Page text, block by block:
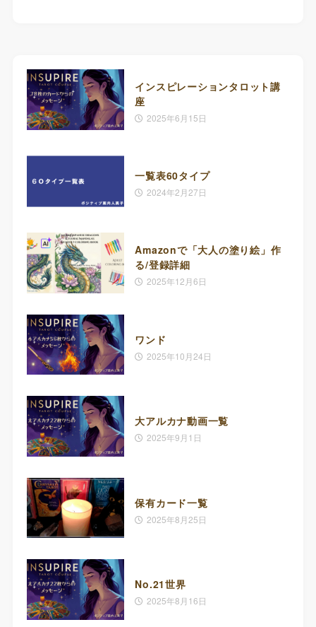
インスピレーションタロット講
座
2025年6月15日
一覧表60タイプ
2024年2月27日
Amazonで「大人の塗り絵」作
る/登録詳細
2025年12月6日
ワンド
2025年10月24日
大アルカナ動画一覧
2025年9月1日
保有カード一覧
2025年8月25日
No.21世界
2025年8月16日